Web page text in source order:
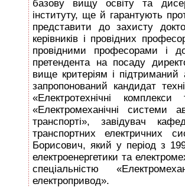
базову вищу освіту та
інституту, ще й гарантують
представити до захисту
керівників і провідних
провідними професорами і
претендента на посаду
вище критеріям і
запропонований кандидат
«Електротехнічні
«Електромеханічні системи
транспорті», завідувач
транспортних електричних
Борисович, який у період з
електроенергетики та
спеціальністю
електропривод».